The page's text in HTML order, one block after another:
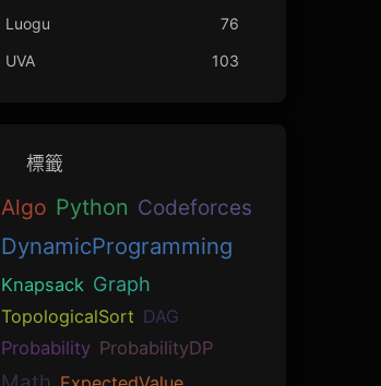
Luogu
76
UVA
103
標籤
Algo Python Codeforces
DynamicProgramming
Knapsack Graph
TopologicalSort DAG
Probability ProbabilityDP